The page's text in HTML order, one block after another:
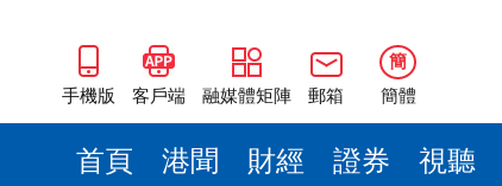
手機版 客戶端 融媒體矩陣 郵箱
簡
簡體
首頁 港聞 財經 證券 視聽